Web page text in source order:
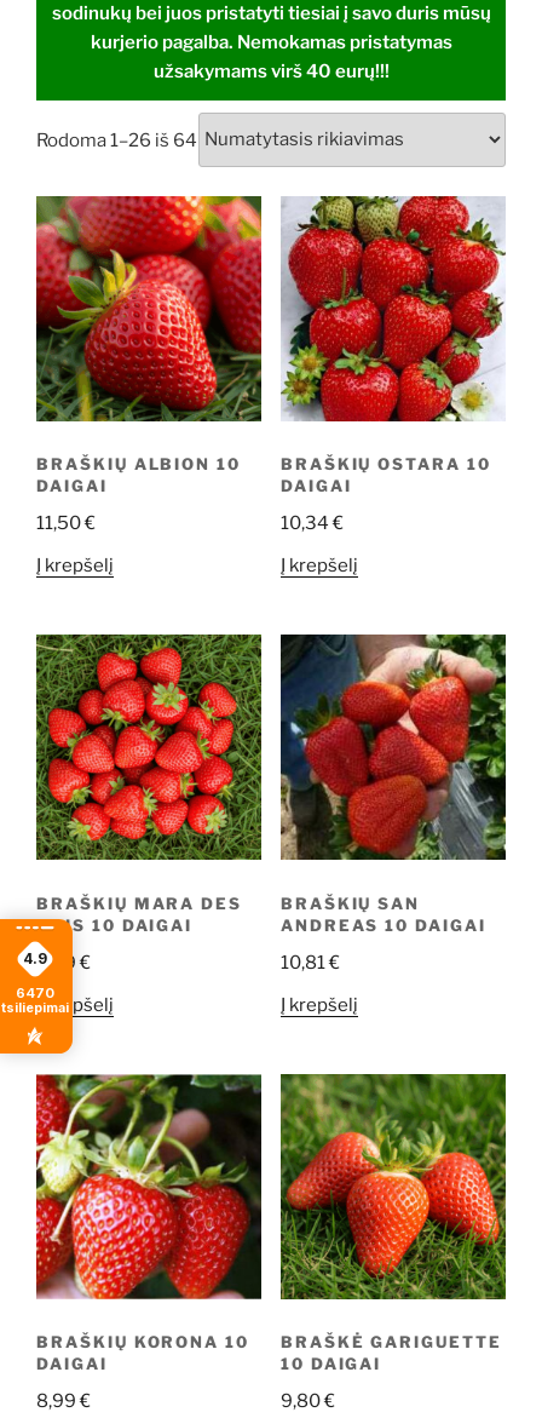
sodinukų bei juos pristatyti tiesiai į savo duris mūsų
kurjerio pagalba. Nemokamas pristatymas
užsakymams virš 40 eurų!!!
Rodoma 1–26 iš 64
BRAŠKIŲ ALBION 10
DAIGAI
11,50€
Į krepšelį
BRAŠKIŲ OSTARA 10
DAIGAI
10,34€
Į krepšelį
BRAŠKIŲ MARA DES
BOIS 10 DAIGAI
9,99€
Į krepšelį
BRAŠKIŲ SAN
ANDREAS 10 DAIGAI
10,81€
Į krepšelį
BRAŠKIŲ KORONA 10
DAIGAI
8,99€
BRAŠKĖ GARIGUETTE
10 DAIGAI
9,80€
4.9
6470